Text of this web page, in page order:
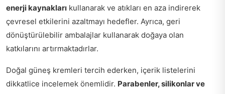
enerji kaynakları kullanarak ve atıkları en aza indirerek
çevresel etkilerini azaltmayı hedefler. Ayrıca, geri
dönüştürülebilir ambalajlar kullanarak doğaya olan
katkılarını artırmaktadırlar.
Doğal güneş kremleri tercih ederken, içerik listelerini
dikkatlice incelemek önemlidir. Parabenler, silikonlar ve